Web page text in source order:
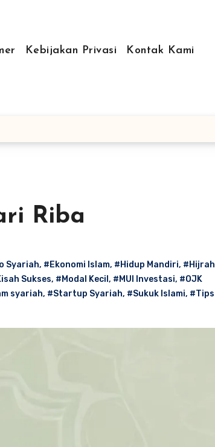
Kebijakan Privasi Kontak Kami
Riba
Syariah, #Ekonomi Islam, #Hidup Mandiri, #Hijrah
Sukses, #Modal Kecil , #MUI Investasi, #OJK
syariah, #Startup Syariah, #Sukuk Islami, #Tips